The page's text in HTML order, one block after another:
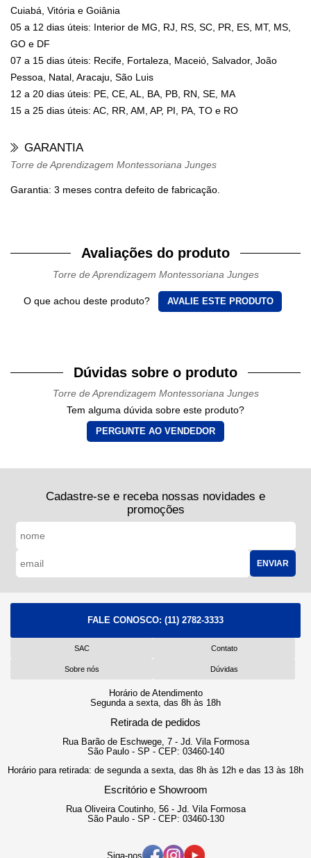
Cuiabá, Vitória e Goiânia
05 a 12 dias úteis: Interior de MG, RJ, RS, SC, PR, ES, MT, MS,
GO e DF
07 a 15 dias úteis: Recife, Fortaleza, Maceió, Salvador, João
Pessoa, Natal, Aracaju, São Luis
12 a 20 dias úteis: PE, CE, AL, BA, PB, RN, SE, MA
15 a 25 dias úteis: AC, RR, AM, AP, PI, PA, TO e RO
GARANTIA
Torre de Aprendizagem Montessoriana Junges
Garantia: 3 meses contra defeito de fabricação.
Avaliações do produto
Torre de Aprendizagem Montessoriana Junges
O que achou deste produto? AVALIE ESTE PRODUTO
Dúvidas sobre o produto
Torre de Aprendizagem Montessoriana Junges
Tem alguma dúvida sobre este produto?
PERGUNTE AO VENDEDOR
Cadastre-se e receba nossas novidades e
promoções
ENVIAR
FALE CONOSCO: (11) 2782-3333
SAC Contato
Sobre nós Dúvidas
Horário de Atendimento
Segunda a sexta, das 8h às 18h
Retirada de pedidos
Rua Barão de Eschwege, 7 - Jd. Vila Formosa
São Paulo - SP - CEP: 03460-140
Horário para retirada: de segunda a sexta, das 8h às 12h e das 13 às 18h
Escritório e Showroom
Rua Oliveira Coutinho, 56 - Jd. Vila Formosa
São Paulo - SP - CEP: 03460-130